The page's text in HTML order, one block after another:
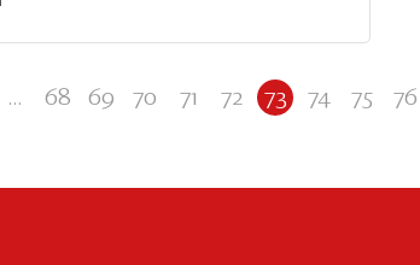
... 68 69 70 71 72 73 74 75 76